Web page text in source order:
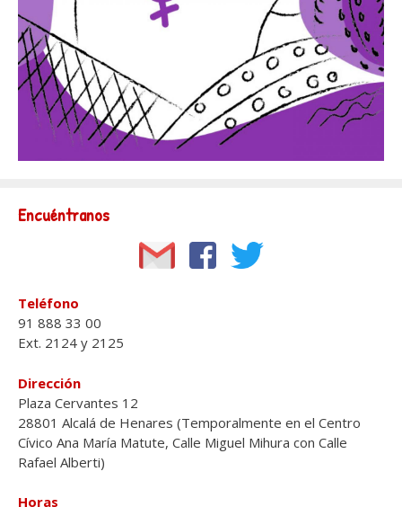
Encuéntranos
Teléfono
91 888 33 00
Ext. 2124 y 2125
Dirección
Plaza Cervantes 12
28801 Alcalá de Henares (Temporalmente en el Centro
Cívico Ana María Matute, Calle Miguel Mihura con Calle
Rafael Alberti)
Horas